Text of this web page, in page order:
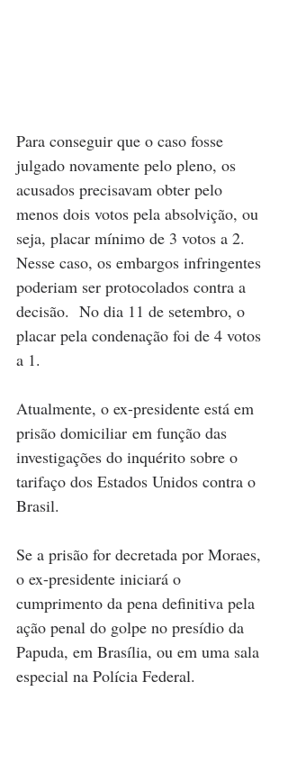
Para conseguir que o caso fosse
julgado novamente pelo pleno, os
acusados precisavam obter pelo
menos dois votos pela absolvição, ou
seja, placar mínimo de 3 votos a 2.
Nesse caso, os embargos infringentes
poderiam ser protocolados contra a
decisão.  No dia 11 de setembro, o
placar pela condenação foi de 4 votos
a 1.
Atualmente, o ex-presidente está em
prisão domiciliar em função das
investigações do inquérito sobre o
tarifaço dos Estados Unidos contra o
Brasil.
Se a prisão for decretada por Moraes,
o ex-presidente iniciará o
cumprimento da pena definitiva pela
ação penal do golpe no presídio da
Papuda, em Brasília, ou em uma sala
especial na Polícia Federal.